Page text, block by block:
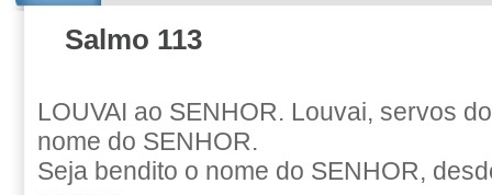
Salmo 113
LOUVAI ao SENHOR. Louvai, servos
nome do SENHOR.
Seja bendito o nome do SENHOR,